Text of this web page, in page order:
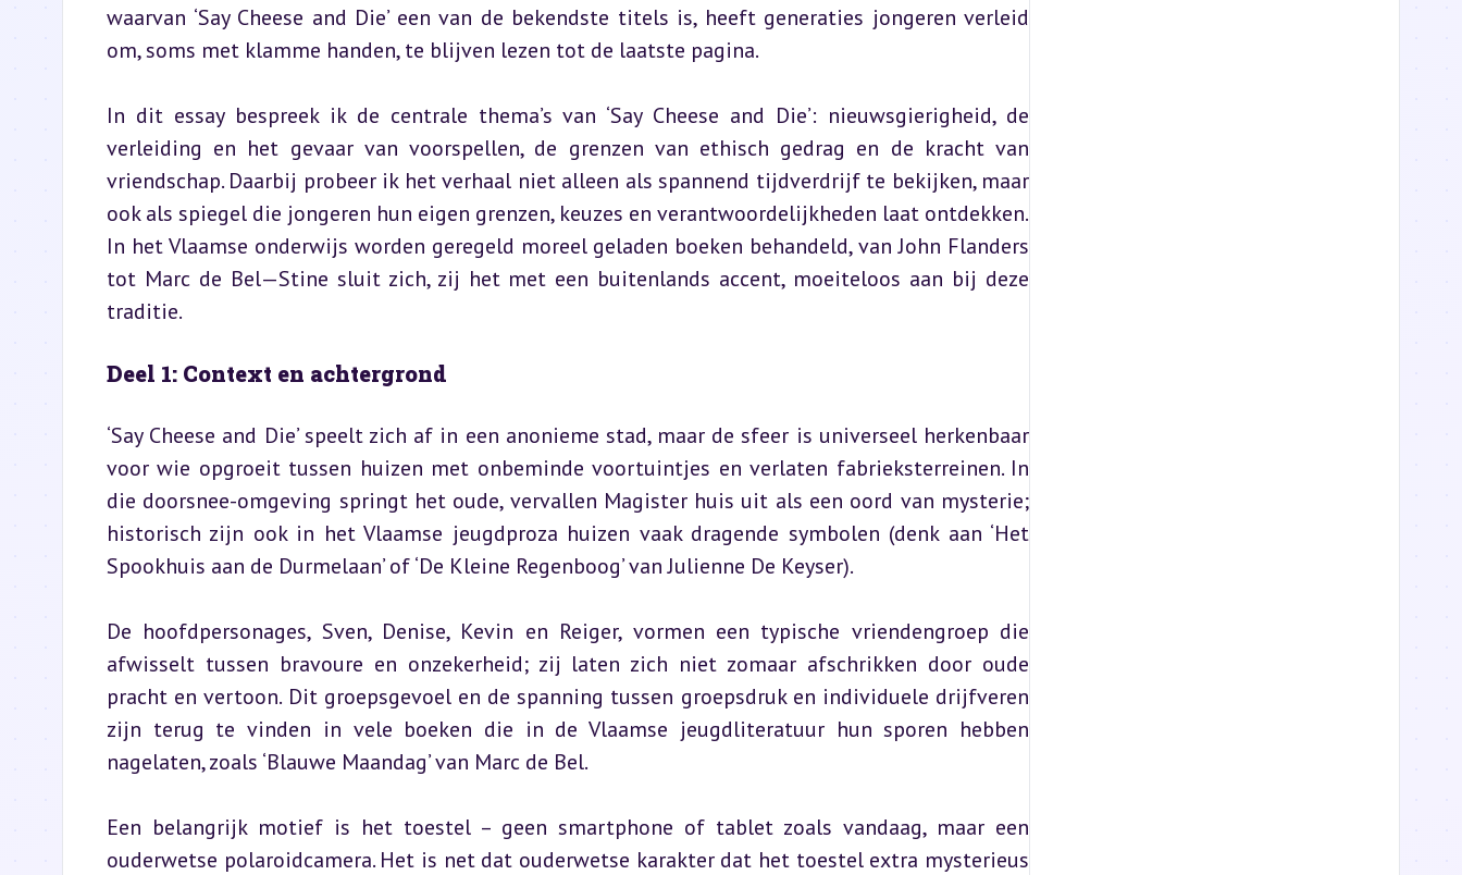
waarvan ‘Say Cheese and Die’ een van de bekendste titels is, heeft generaties jongeren verleid
om, soms met klamme handen, te blijven lezen tot de laatste pagina.
In dit essay bespreek ik de centrale thema’s van ‘Say Cheese and Die’: nieuwsgierigheid, de
verleiding en het gevaar van voorspellen, de grenzen van ethisch gedrag en de kracht van
vriendschap. Daarbij probeer ik het verhaal niet alleen als spannend tijdverdrijf te bekijken, maar
ook als spiegel die jongeren hun eigen grenzen, keuzes en verantwoordelijkheden laat ontdekken.
In het Vlaamse onderwijs worden geregeld moreel geladen boeken behandeld, van John Flanders
tot Marc de Bel—Stine sluit zich, zij het met een buitenlands accent, moeiteloos aan bij deze
traditie.
Deel 1: Context en achtergrond
‘Say Cheese and Die’ speelt zich af in een anonieme stad, maar de sfeer is universeel herkenbaar
voor wie opgroeit tussen huizen met onbeminde voortuintjes en verlaten fabrieksterreinen. In
die doorsnee-omgeving springt het oude, vervallen Magister huis uit als een oord van mysterie;
historisch zijn ook in het Vlaamse jeugdproza huizen vaak dragende symbolen (denk aan ‘Het
Spookhuis aan de Durmelaan’ of ‘De Kleine Regenboog’ van Julienne De Keyser).
De hoofdpersonages, Sven, Denise, Kevin en Reiger, vormen een typische vriendengroep die
afwisselt tussen bravoure en onzekerheid; zij laten zich niet zomaar afschrikken door oude
pracht en vertoon. Dit groepsgevoel en de spanning tussen groepsdruk en individuele drijfveren
zijn terug te vinden in vele boeken die in de Vlaamse jeugdliteratuur hun sporen hebben
nagelaten, zoals ‘Blauwe Maandag’ van Marc de Bel.
Een belangrijk motief is het toestel – geen smartphone of tablet zoals vandaag, maar een
ouderwetse polaroidcamera. Het is net dat ouderwetse karakter dat het toestel extra mysterieus